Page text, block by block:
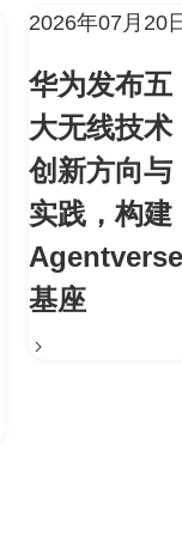
2026年07月20
华为发布五
大无线技术
创新方向与
实践，构建
Agentverse
基座